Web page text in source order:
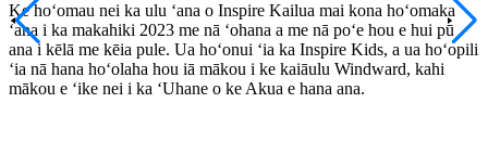
Ke hoʻomau nei ka ulu ʻana o Inspire Kailua mai kona hoʻomaka
ʻana i ka makahiki 2023 me nā ʻohana a me nā poʻe hou e hui pū
ana i kēlā me kēia pule. Ua hoʻonui ʻia ka Inspire Kids, a ua hoʻopili
ʻia nā hana hoʻolaha hou iā mākou i ke kaiāulu Windward, kahi
mākou e ʻike nei i ka ʻUhane o ke Akua e hana ana.